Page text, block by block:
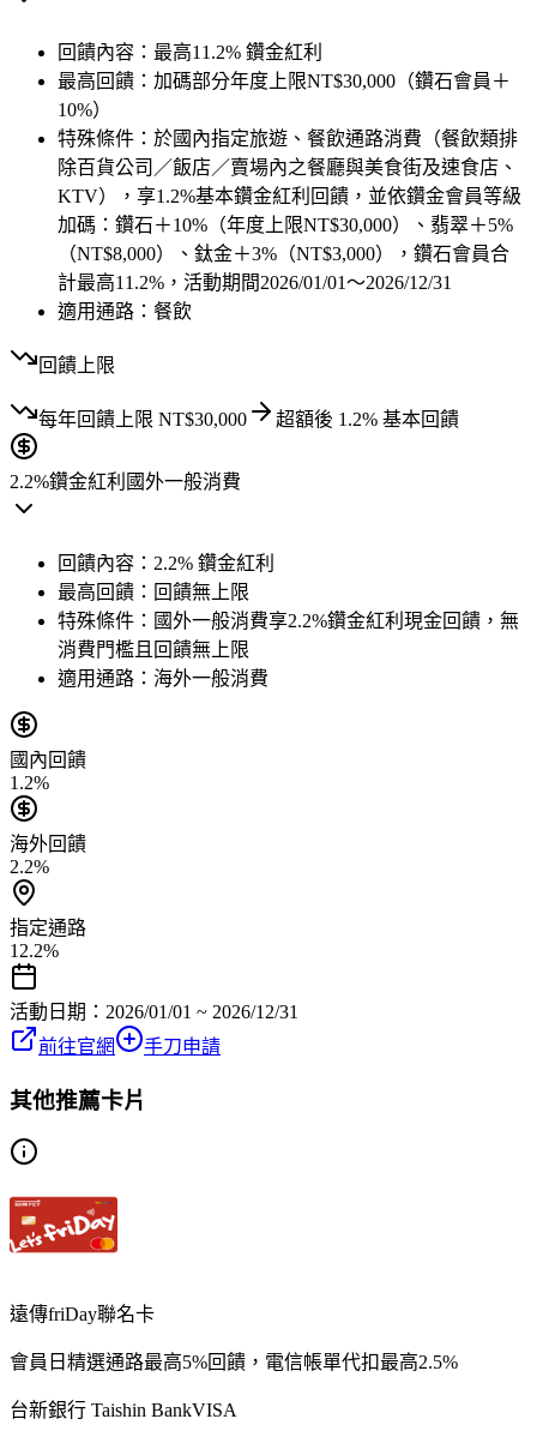
回饋內容： 最高11.2% 鑽金紅利
最高回饋： 加碼部分年度上限NT$30,000（鑽石會員＋
10%）
特殊條件： 於國內指定旅遊、餐飲通路消費（餐飲類排
除百貨公司／飯店／賣場內之餐廳與美食街及速食店、
KTV），享1.2%基本鑽金紅利回饋，並依鑽金會員等級
加碼：鑽石＋10%（年度上限NT$30,000）、翡翠＋5%
（NT$8,000）、鈦金＋3%（NT$3,000），鑽石會員合
計最高11.2%，活動期間2026/01/01～2026/12/31
適用通路： 餐飲
回饋上限
每年回饋上限 NT$30,000 超額後 1.2% 基本回饋
2.2%鑽金紅利 國外一般消費
回饋內容： 2.2% 鑽金紅利
最高回饋： 回饋無上限
特殊條件： 國外一般消費享2.2%鑽金紅利現金回饋，無
消費門檻且回饋無上限
適用通路： 海外一般消費
國內回饋
1.2%
海外回饋
2.2%
指定通路
12.2%
活動日期： 2026/01/01 ~ 2026/12/31
前往官網
手刀申請
其他推薦卡片
遠傳friDay聯名卡
會員日精選通路最高5%回饋，電信帳單代扣最高2.5%
台新銀行 Taishin BankVISA